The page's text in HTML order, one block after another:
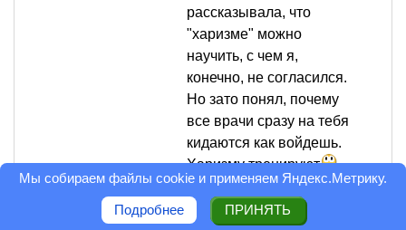
рассказывала, что
"харизме" можно
научить, с чем я,
конечно, не согласился.
Но зато понял, почему
все врачи сразу на тебя
кидаются как войдешь.
Харизму тренируют.
А поскольку цигуна
они не знают, с волей у
Мы собираем файлы cookie и применяем Яндекс.Метрику.
Подробнее ПРИНЯТЬ